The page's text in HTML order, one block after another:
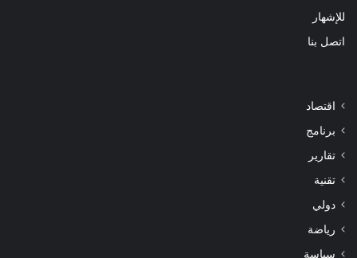
للإشهار
اتصل بنا
اقتصاد
برنامج
تقارير
تقنية
دولي
رياضة
سياسة